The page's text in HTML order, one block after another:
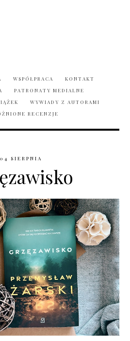
WSPÓŁPRACA
KONTAKT
PATRONATY MEDIALNE
WYWIADY Z AUTORAMI
RECENZJE
04 SIERPNIA